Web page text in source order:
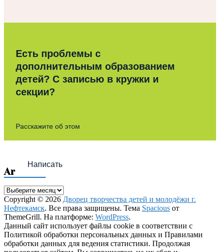
Есть проблемы с
дополнительным образованием
детей? С записью в кружки и
секции?
Расскажите об этом
Написать
Archives
Archives
Copyright © 2026 Дворец творчества детей и молодёжи г.
Нефтекамск. Все права защищены. Тема Spacious от
ThemeGrill. На платформе: WordPress.
Данный сайт использует файлы cookie в соответствии с
Политикой обработки персональных данных и Правилами
обработки данных для ведения статистики. Продолжая